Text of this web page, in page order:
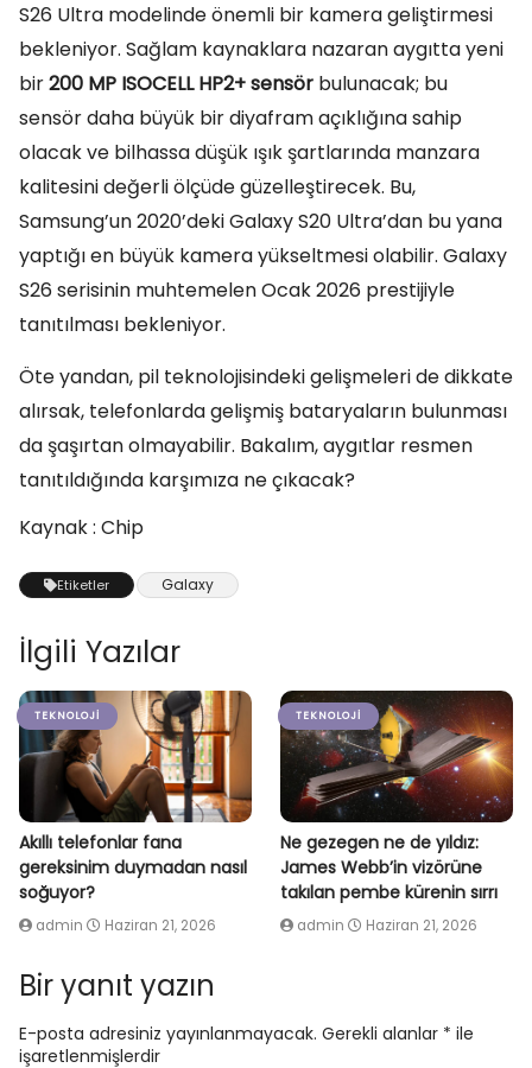
S26 Ultra modelinde önemli bir kamera geliştirmesi
bekleniyor. Sağlam kaynaklara nazaran aygıtta yeni
bir200 MP ISOCELL HP2+ sensör bulunacak; bu
sensör daha büyük bir diyafram açıklığına sahip
olacak ve bilhassa düşük ışık şartlarında manzara
kalitesini değerli ölçüde güzelleştirecek. Bu,
Samsung’un 2020’deki Galaxy S20 Ultra’dan bu yana
yaptığı en büyük kamera yükseltmesi olabilir. Galaxy
S26 serisinin muhtemelen Ocak 2026 prestijiyle
tanıtılması bekleniyor.
Öte yandan, pil teknolojisindeki gelişmeleri de dikkate
alırsak, telefonlarda gelişmiş bataryaların bulunması
da şaşırtan olmayabilir. Bakalım, aygıtlar resmen
tanıtıldığında karşımıza ne çıkacak?
Kaynak : Chip
Etiketler Galaxy
İlgili Yazılar
TEKNOLOJI
Akıllı telefonlar fana
gereksinim duymadan nasıl
soğuyor?
admin Haziran 21, 2026
TEKNOLOJI
Ne gezegen ne de yıldız:
James Webb’in vizörüne
takılan pembe kürenin sırrı
admin Haziran 21, 2026
Bir yanıt yazın
E-posta adresiniz yayınlanmayacak. Gerekli alanlar * ile
işaretlenmişlerdir